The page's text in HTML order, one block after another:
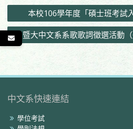
文
章
導
覽
本校106學年度「碩士班考試
暨大中文系系歌歌詞徵選活動（
中文系快速連結
學位考試